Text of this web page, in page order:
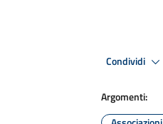
Condividi
Argomenti: